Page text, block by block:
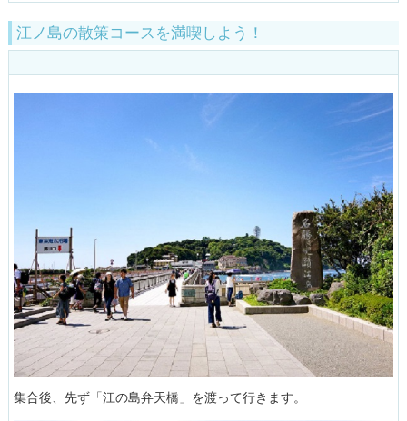
江ノ島の散策コースを満喫しよう！
集合後、先ず「江の島弁天橋」を渡って行きます。